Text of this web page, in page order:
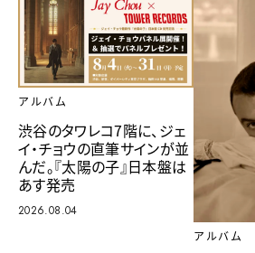
アルバム
渋谷のタワレコ7階に、ジェ
イ・チョウの直筆サインが並
んだ。『太陽の子』日本盤は
あす発売
2026.08.04
アルバム